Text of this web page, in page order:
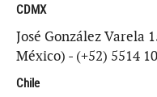
CDMX
José González Varela
México) - (+52) 5514
Chile